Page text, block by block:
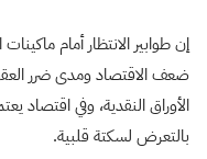
إن طوابير الانتظار أمام
ضعف الاقتصاد ومدى ضرر
الأوراق النقدية، وفي اقتصاد
بالتعرض لسكتة قلبية.